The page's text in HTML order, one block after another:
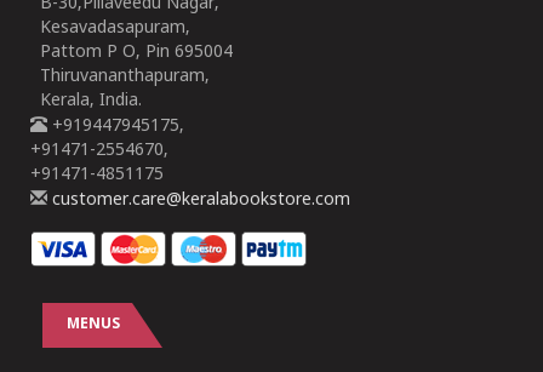
B-30,Pillaveedu Nagar,
Kesavadasapuram,
Pattom P O, Pin 695004
Thiruvananthapuram,
Kerala, India.
+919447945175,
+91471-2554670,
+91471-4851175
customer.care@keralabookstore.com
MENUS